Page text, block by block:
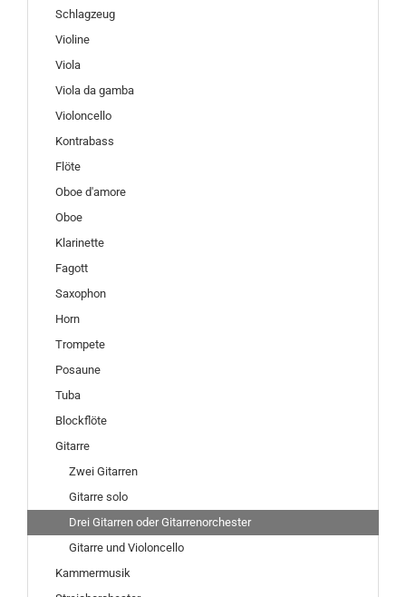
Schlagzeug
Violine
Viola
Viola da gamba
Violoncello
Kontrabass
Flöte
Oboe d'amore
Oboe
Klarinette
Fagott
Saxophon
Horn
Trompete
Posaune
Tuba
Blockflöte
Gitarre
Zwei Gitarren
Gitarre solo
Drei Gitarren oder Gitarrenorchester
Gitarre und Violoncello
Kammermusik